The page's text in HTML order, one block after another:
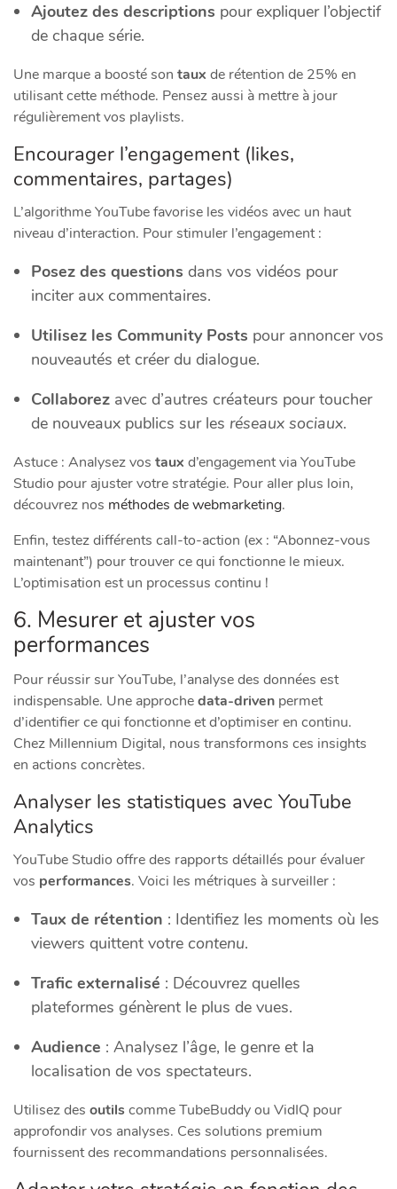
Ajoutez des descriptions pour expliquer l’objectif
de chaque série.
Une marque a boosté son taux de rétention de 25% en
utilisant cette méthode. Pensez aussi à mettre à jour
régulièrement vos playlists.
Encourager l’engagement (likes,
commentaires, partages)
L’algorithme YouTube favorise les vidéos avec un haut
niveau d’interaction. Pour stimuler l’engagement :
Posez des questions dans vos vidéos pour
inciter aux commentaires.
Utilisez les Community Posts pour annoncer vos
nouveautés et créer du dialogue.
Collaborez avec d’autres créateurs pour toucher
de nouveaux publics sur les réseaux sociaux.
Astuce : Analysez vos taux d’engagement via YouTube
Studio pour ajuster votre stratégie. Pour aller plus loin,
découvrez nos méthodes de webmarketing.
Enfin, testez différents call-to-action (ex : “Abonnez-vous
maintenant”) pour trouver ce qui fonctionne le mieux.
L’optimisation est un processus continu !
6. Mesurer et ajuster vos
performances
Pour réussir sur YouTube, l’analyse des données est
indispensable. Une approchedata-driven permet
d’identifier ce qui fonctionne et d’optimiser en continu.
Chez Millennium Digital, nous transformons ces insights
en actions concrètes.
Analyser les statistiques avec YouTube
Analytics
YouTube Studio offre des rapports détaillés pour évaluer
vos performances. Voici les métriques à surveiller :
Taux de rétention : Identifiez les moments où les
viewers quittent votre contenu.
Trafic externalisé : Découvrez quelles
plateformes génèrent le plus de vues.
Audience : Analysez l’âge, le genre et la
localisation de vos spectateurs.
Utilisez des outilscomme TubeBuddy ou VidIQ pour
approfondir vos analyses. Ces solutions premium
fournissent des recommandations personnalisées.